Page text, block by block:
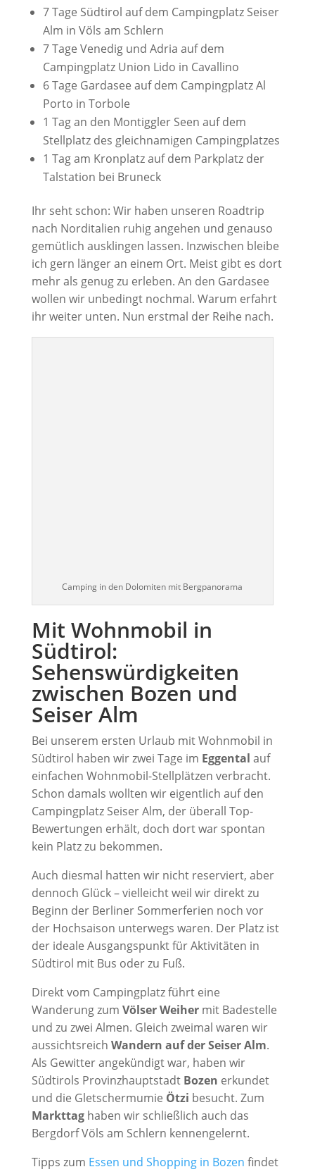
7 Tage Südtirol auf dem Campingplatz Seiser
Alm in Völs am Schlern
7 Tage Venedig und Adria auf dem
Campingplatz Union Lido in Cavallino
6 Tage Gardasee auf dem Campingplatz Al
Porto in Torbole
1 Tag an den Montiggler Seen auf dem
Stellplatz des gleichnamigen Campingplatzes
1 Tag am Kronplatz auf dem Parkplatz der
Talstation bei Bruneck
Ihr seht schon: Wir haben unseren Roadtrip
nach Norditalien ruhig angehen und genauso
gemütlich ausklingen lassen. Inzwischen bleibe
ich gern länger an einem Ort. Meist gibt es dort
mehr als genug zu erleben. An den Gardasee
wollen wir unbedingt nochmal. Warum erfahrt
ihr weiter unten. Nun erstmal der Reihe nach.
Camping in den Dolomiten mit Bergpanorama
Mit Wohnmobil in
Südtirol:
Sehenswürdigkeiten
zwischen Bozen und
Seiser Alm
Bei unserem ersten Urlaub mit Wohnmobil in
Südtirol haben wir zwei Tage im Eggental auf
einfachen Wohnmobil-Stellplätzen verbracht.
Schon damals wollten wir eigentlich auf den
Campingplatz Seiser Alm, der überall Top-
Bewertungen erhält, doch dort war spontan
kein Platz zu bekommen.
Auch diesmal hatten wir nicht reserviert, aber
dennoch Glück – vielleicht weil wir direkt zu
Beginn der Berliner Sommerferien noch vor
der Hochsaison unterwegs waren. Der Platz ist
der ideale Ausgangspunkt für Aktivitäten in
Südtirol mit Bus oder zu Fuß.
Direkt vom Campingplatz führt eine
Wanderung zum Völser Weihermit Badestelle
und zu zwei Almen. Gleich zweimal waren wir
aussichtsreich Wandern auf der Seiser Alm.
Als Gewitter angekündigt war, haben wir
Südtirols Provinzhauptstadt Bozen erkundet
und die Gletschermumie Ötzi besucht. Zum
Markttaghaben wir schließlich auch das
Bergdorf Völs am Schlern kennengelernt.
Tipps zum Essen und Shopping in Bozen findet